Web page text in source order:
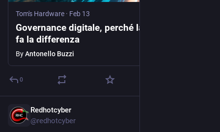
Tom's Hardware · Feb 13
Governance digitale, perché la società civile
fa la differenza
ByAntonello Buzzi
0
Redhotcyber
@redhotcyber